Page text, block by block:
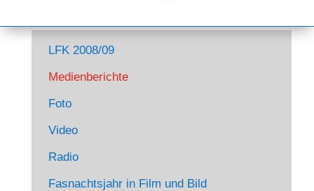
LFK 2008/09
Medienberichte
Foto
Video
Radio
Fasnachtsjahr in Film und Bild